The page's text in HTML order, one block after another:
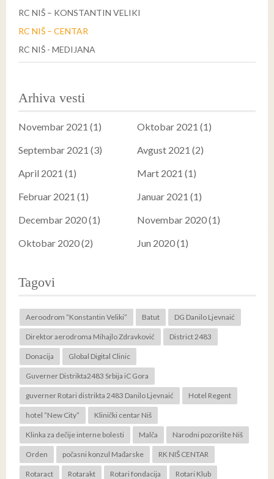
RC NIŠ – KONSTANTIN VELIKI
RC NIŠ – CENTAR
RC NIŠ - MEDIJANA
Arhiva vesti
Novembar 2021 (1)
Oktobar 2021 (1)
Septembar 2021 (3)
Avgust 2021 (2)
April 2021 (1)
Mart 2021 (1)
Februar 2021 (1)
Januar 2021 (1)
Decembar 2020 (1)
Novembar 2020 (1)
Oktobar 2020 (2)
Jun 2020 (1)
Tagovi
Aeroodrom “Konstantin Veliki” Batut DG Danilo Ljevnaić
Direktor aerodroma Mihajlo Zdravković District 2483
Donacija Global Digital Clinic
Guverner Distrikta2483 Srbija iC Gora
guverner Rotari distrikta 2483 Danilo Ljevnaić Hotel Regent
hotel “New City” Klinički centar Niš
Klinka za dečije interne bolesti Malča Narodni pozorište Niš
Orden počasni konzul Mađarske RK NIŠ CENTAR
Rotaract Rotarakt Rotari fondacija Rotari Klub